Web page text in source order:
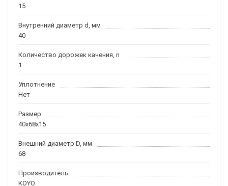
15
Внутренний диаметр d, мм
40
Количество дорожек качения, n
1
Уплотнение
Нет
Размер
40x68x15
Внешний диаметр D, мм
68
Производитель
KOYO